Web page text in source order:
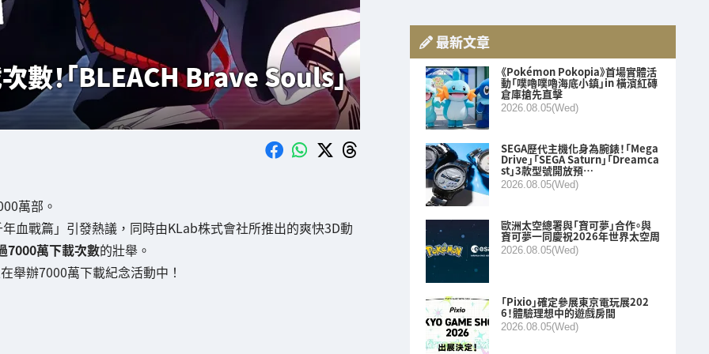
！「BLEACH Brave Souls」
萬部。
血戰篇」引發熱議，同時由KLab株式會社所推出的爽快3D動
7000萬下載次數的壯舉。
舉辦7000萬下載紀念活動中！
最新文章
《Pokémon Pokopia》首場實體活
動「噗嚕噗嚕海底小鎮」in 橫濱紅磚
倉庫搶先直擊
2026.08.05(Wed)
SEGA歷代主機化身為腕錶！「Mega
Drive」「SEGA Saturn」「Dreamca
st」3款型號開放預…
2026.08.05(Wed)
歐洲太空總署與「寶可夢」合作。與
寶可夢一同慶祝2026年世界太空周
2026.08.05(Wed)
「Pixio」確定參展東京電玩展202
6！體驗理想中的遊戲房間
2026.08.05(Wed)